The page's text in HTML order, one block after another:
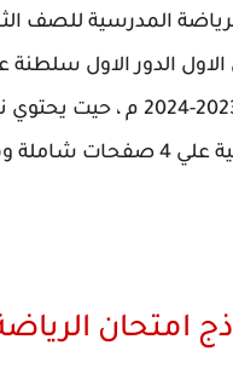
المدرسية للصف
الدور الاول
العام الدراسي 2023-2024 م
الرياضة المدرسية علي 4
امتحان